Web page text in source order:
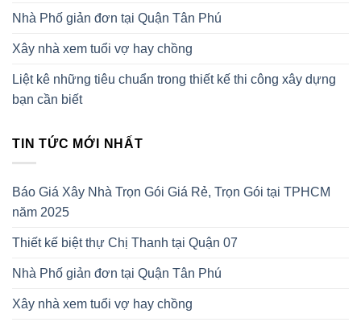
Nhà Phố giản đơn tại Quận Tân Phú
Xây nhà xem tuổi vợ hay chồng
Liệt kê những tiêu chuẩn trong thiết kế thi công xây dựng
bạn cần biết
TIN TỨC MỚI NHẤT
Báo Giá Xây Nhà Trọn Gói Giá Rẻ, Trọn Gói tại TPHCM
năm 2025
Thiết kế biệt thự Chị Thanh tại Quận 07
Nhà Phố giản đơn tại Quận Tân Phú
Xây nhà xem tuổi vợ hay chồng